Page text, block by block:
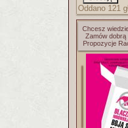
Oddano 121
Chcesz
Zamów dobrą
Propozycje